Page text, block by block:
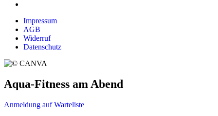
Impressum
AGB
Widerruf
Datenschutz
Aqua-Fitness am Abend
Anmeldung auf Warteliste